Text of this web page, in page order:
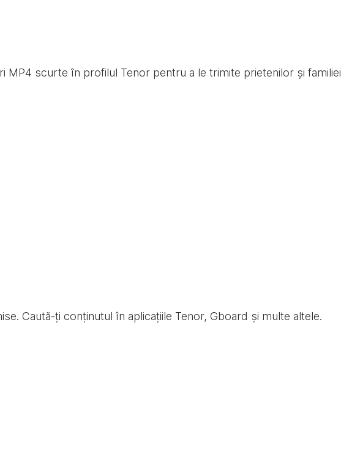
MP4 scurte în profilul Tenor pentru a le trimite prietenilor și familiei
Caută-ți conținutul în aplicațiile Tenor, Gboard și multe altele.